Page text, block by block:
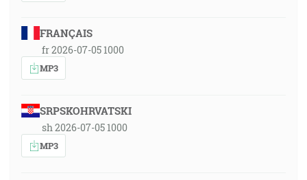
FRANÇAIS
fr 2026-07-05 1000
MP3
SRPSKOHRVATSKI
sh 2026-07-05 1000
MP3